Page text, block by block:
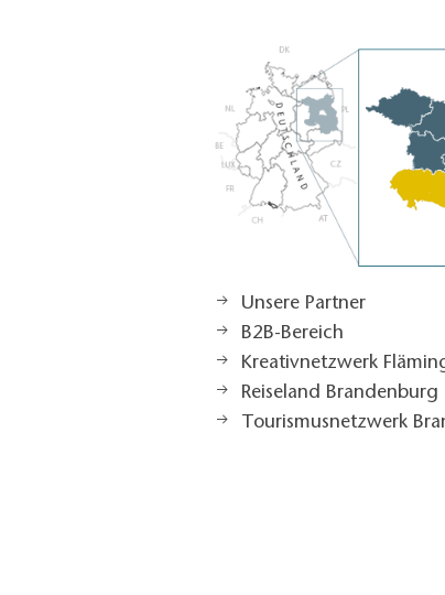
Unsere Partner
B2B-Bereich
Kreativnetzwerk
Reiseland Brandenburg
Tourismusnetzwerk